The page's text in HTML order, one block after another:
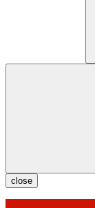
close